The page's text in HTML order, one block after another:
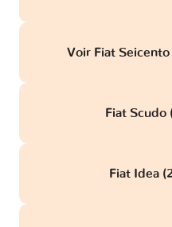
Voir Fiat
Fiat Scudo
Fiat Idea